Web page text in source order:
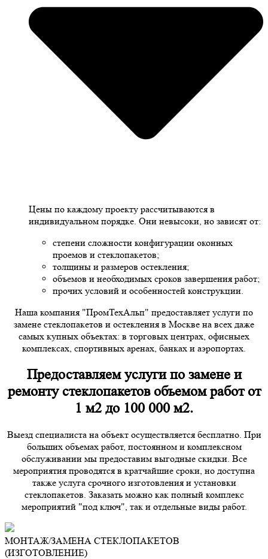
Цены по каждому проекту рассчитываются в
индивидуальном порядке. Они невысоки, но зависят от:
степени сложности конфигурации оконных
проемов и стеклопакетов;
толщины и размеров остекления;
объемов и необходимых сроков завершения работ;
прочих условий и особенностей конструкции.
Наша компания "ПромТехАльп" предоставляет услуги по
замене стеклопакетов и остекления в Москве на всех даже
самых купных объектах: в торговых центрах, офисныех
комплексах, спортивных аренах, банках и аэропортах.
Предоставляем услуги по замене и
ремонту стеклопакетов объемом работ от
1 м2 до 100 000 м2.
Выезд специалиста на объект осуществляется бесплатно. При
больших объемах работ, постоянном и комплексном
обслуживании мы предоставим выгодные скидки. Все
мероприятия проводятся в кратчайшие сроки, но доступна
также услуга срочного изготовления и установки
стеклопакетов. Заказать можно как полный комплекс
мероприятий "под ключ", так и отдельные виды работ.
МОНТАЖ/ЗАМЕНА СТЕКЛОПАКЕТОВ
(ИЗГОТОВЛЕНИЕ)